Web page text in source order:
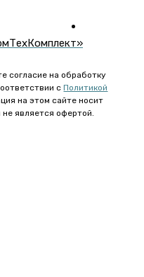
согласие на обработку
сПолитикой
на этом сайте носит
является офертой.